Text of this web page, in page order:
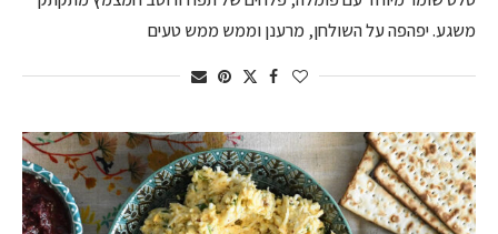
משגע. יפהפה על השולחן, מרענן וממש ממש טעים